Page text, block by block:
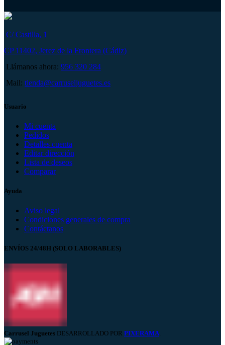
C/ Castilla, 1
CP 11402, Jerez de la Frontera (Cádiz)
Llámanos ahora: 956 320 284
Mail: tienda@carruseljuguetes.es
Usuario
Mi cuenta
Pedidos
Detalles cuenta
Editar dirección
Lista de deseos
Comparar
Ayuda
Aviso legal
Condiciones generales de compra
Contáctanos
ENVÍOS 24/48H (SOLO LABORABLES)
Carrusel Juguetes DESARROLLADO POR PIXERAMA.